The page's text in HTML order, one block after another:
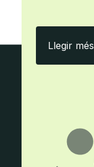
Llegir més